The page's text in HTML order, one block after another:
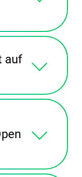
auf